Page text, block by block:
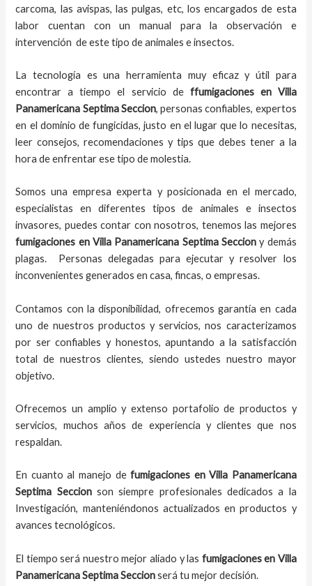
carcoma, las avispas, las pulgas, etc, los encargados de esta
labor
cuentan con un manual para la observación e
intervención de este tipo de animales e insectos.
La tecnología es una herramienta muy eficaz y útil para
encontrar a tiempo el servicio de ffumigaciones en Villa
Panamericana Septima Seccion, personas confiables, expertos
en el dominio de fungicidas, justo en el lugar que lo necesitas,
leer consejos, recomendaciones y tips que debes tener a la
hora de enfrentar ese tipo de molestia.
Somos una empresa experta y posicionada en el mercado,
especialistas en diferentes tipos de animales e insectos
invasores, puedes contar con nosotros, tenemos las mejores
fumigaciones enVilla Panamericana Septima Secciony demás
plagas. Personas delegadas para ejecutar y resolver los
inconvenientes generados en casa, fincas, o empresas.
Contamos con la disponibilidad, ofrecemos garantía en cada
uno de nuestros productos y servicios, nos caracterizamos
por ser confiables y honestos, apuntando a la satisfacción
total de nuestros clientes, siendo ustedes nuestro mayor
objetivo.
Ofrecemos un amplio y extenso portafolio de productos y
servicios, muchos años de experiencia y clientes que nos
respaldan.
En cuanto al manejo defumigaciones enVilla Panamericana
Septima Seccion son siempre profesionales dedicados a la
Investigación, manteniéndonos actualizados en productos y
avances tecnológicos.
El tiempo será nuestro mejor aliado ylas fumigacionesen Villa
Panamericana Septima Seccionserá tu mejor decisión.